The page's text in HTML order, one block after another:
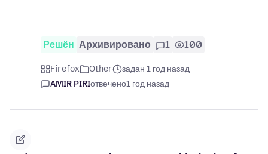
Решён Архивировано 1 100
Firefox Other
задан 1 год назад
AMIR PIRIотвечено1 год назад